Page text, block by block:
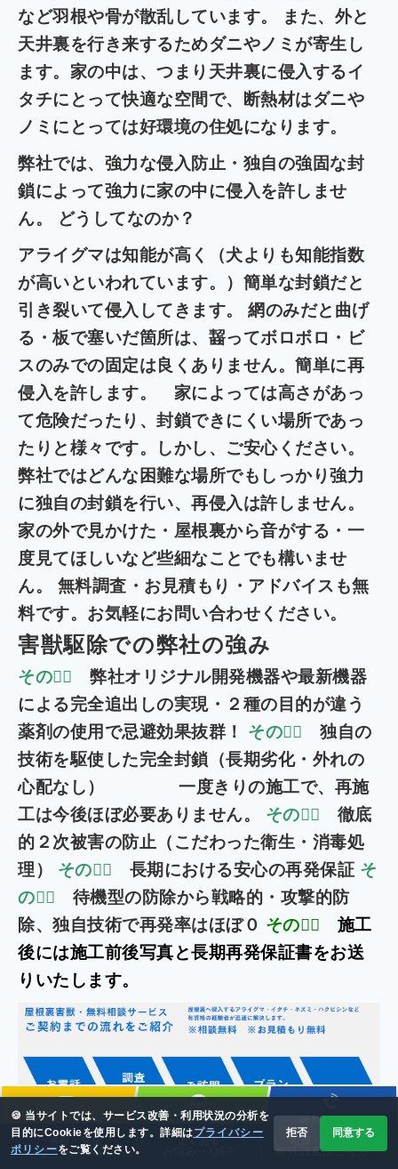
📞 0120-778-114 ✉️ メール相談
など羽根や骨が散乱しています。 また、外と
天井裏を行き来するためダニやノミが寄生し
ます。家の中は、つまり天井裏に侵入するイ
タチにとって快適な空間で、断熱材はダニや
ノミにとっては好環境の住処になります。
弊社では、強力な侵入防止・独自の強固な封
鎖によって強力に家の中に侵入を許しませ
ん。
どうしてなのか？
アライグマは知能が高く（犬よりも知能指数
が高いといわれています。）簡単な封鎖だと
引き裂いて侵入してきます。 網のみだと曲げ
る・板で塞いだ箇所は、齧ってボロボロ・ビ
スのみでの固定は良くありません。 簡単に再
侵入を許します。 家によっては高さがあっ
て危険だったり、封鎖できにくい場所であっ
たりと様々です。しかし、ご安心ください。
弊社ではどんな困難な場所でもしっかり強力
に独自の封鎖を行い、再侵入は許しません。
家の外で見かけた・屋根裏から音がする・一
度見てほしいなど些細なことでも構いませ
ん。 無料調査・お見積もり・アドバイスも無
料です。お気軽にお問い合わせください。
害獣駆除での弊社の強み
その１⃣ 弊社オリジナル開発機器や最新機器
による完全追出しの実現・２種の目的が違う
薬剤の使用で忌避効果抜群！ その２⃣
独自の
技術を駆使した完全封鎖（長期劣化・外れの
心配なし）
一度きりの施工で、再施
工は今後ほぼ必要ありません。 その３⃣ 徹底
的２次被害の防止（こだわった衛生・消毒処
理） その４⃣ 長期における安心の再発保証 そ
の５⃣ 待機型の防除から戦略的・攻撃的防
除、独自技術で再発率はほぼ０ その６⃣ 施工
後には施工前後写真と長期再発保証書をお送
りいたします。
メールで相談 LINEで相談 電話で相談
現地調査・お見積り無料！お気軽にお問合せ下さい！
害獣・害虫
サービス案内
よくある 相談・見積り
無料調査はこちら
🍪 当サイトでは、サービス改善・利用状況の分析を
目的にCookieを使用します。詳細はプライバシー
ポリシーをご覧ください。
拒否 同意する